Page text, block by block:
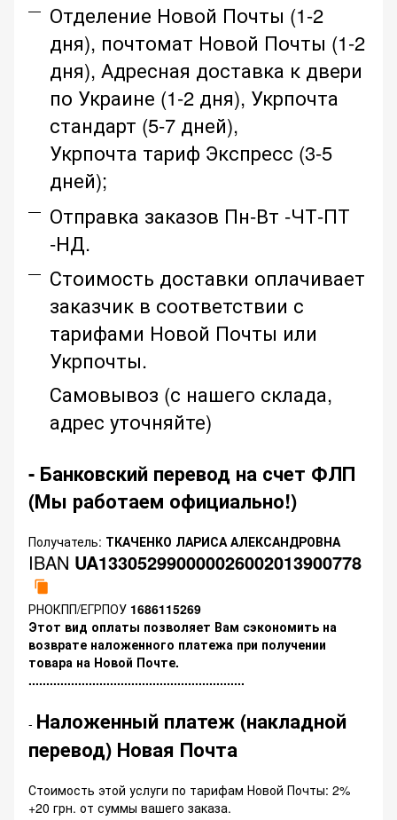
Отделение Новой Почты (1-2
дня), почтомат Новой Почты (1-2
дня), Адресная доставка к двери
по Украине (1-2 дня), Укрпочта
стандарт (5-7 дней),
Укрпочта тариф Экспресс (3-5
дней);
Отправка заказов Пн-Вт -ЧТ-ПТ
-НД.
Стоимость доставки оплачивает
заказчик в соответствии с
тарифами Новой Почты или
Укрпочты.
Самовывоз (с нашего склада,
адрес уточняйте)
- Банковский перевод на счет ФЛП
(Мы работаем официально!)
Получатель: ТКАЧЕНКО ЛАРИСА АЛЕКСАНДРОВНА
IBAN UA133052990000026002013900778
РНОКПП/ЕГРПОУ 1686115269
Этот вид оплаты позволяет Вам сэкономить на
возврате наложенного платежа при получении
товара на Новой Почте.
.............................................................
- Наложенный платеж (накладной
перевод) Новая Почта
Стоимость этой услуги по тарифам Новой Почты: 2%
+20 грн. от суммы вашего заказа.